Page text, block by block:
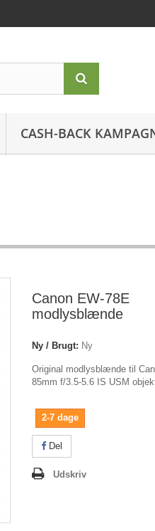
CASH-BACK
Canon EW-78E
modlysblænde
Ny / Brugt: Ny
Original modlysblænde til
85mm f/3.5-5.6 IS USM
2-7 dage
Del
Udskriv